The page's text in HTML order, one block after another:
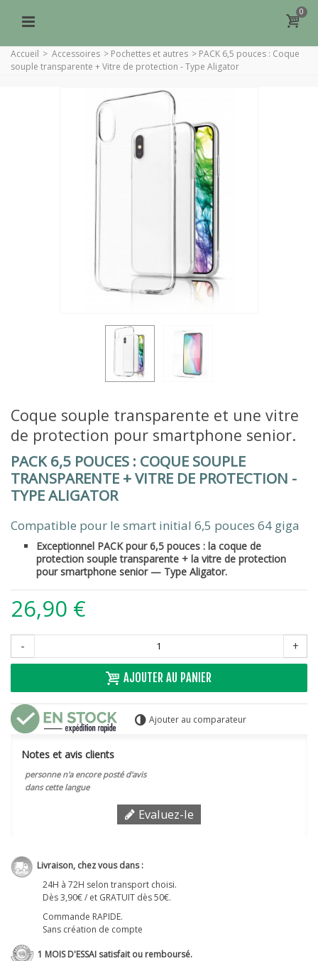
0
Accueil > Accessoires > Pochettes et autres > PACK 6,5 pouces : Coque
souple transparente + Vitre de protection - Type Aligator
Coque souple transparente et une vitre
de protection pour smartphone senior.
PACK 6,5 POUCES : COQUE SOUPLE
TRANSPARENTE + VITRE DE PROTECTION -
TYPE ALIGATOR
Compatible pour le smart initial 6,5 pouces 64 giga
Exceptionnel PACK pour 6,5 pouces : la coque de
protection souple transparente + la vitre de protection
pour smartphone senior — Type Aligator.
26,90 €
- +
AJOUTER AU PANIER
Ajouter au comparateur
Notes et avis clients
personne n'a encore posté d'avis
dans cette langue
Evaluez-le
Livraison, chez vous dans :
24H à 72H selon transport choisi.
Dès 3,90€ / et GRATUIT dès 50€.
Commande RAPIDE.
Sans création de compte
1 MOIS D'ESSAI satisfait ou remboursé.